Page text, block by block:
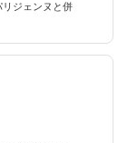
リジェンヌと併